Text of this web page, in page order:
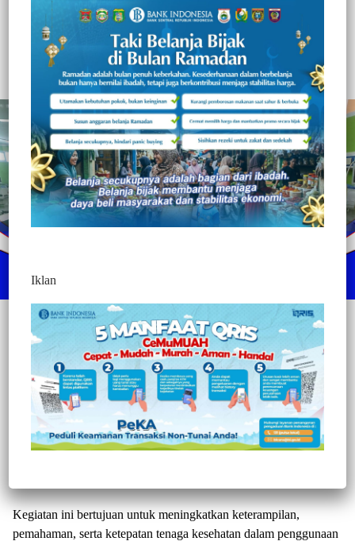
Penggunaan Ventilator bagi Tenaga
Kesehatan
Redaksi Jurnaltivi
2 Min Baca
Kamis, 30 April 2026
308
Mamuju, Jurnaltivi.com –
RSUD Provinsi Sulawesi Barat
kembali menunjukkan komitmennya dalam meningkatkan mutu
pelayanan kesehatan melalui penyelenggaraan Refreshing
Training penggunaan ventilator bagi tenaga kesehatan. Kegiatan
Kegiatan ini bertujuan untuk meningkatkan keterampilan,
pemahaman, serta ketepatan tenaga kesehatan dalam penggunaan
Iklan